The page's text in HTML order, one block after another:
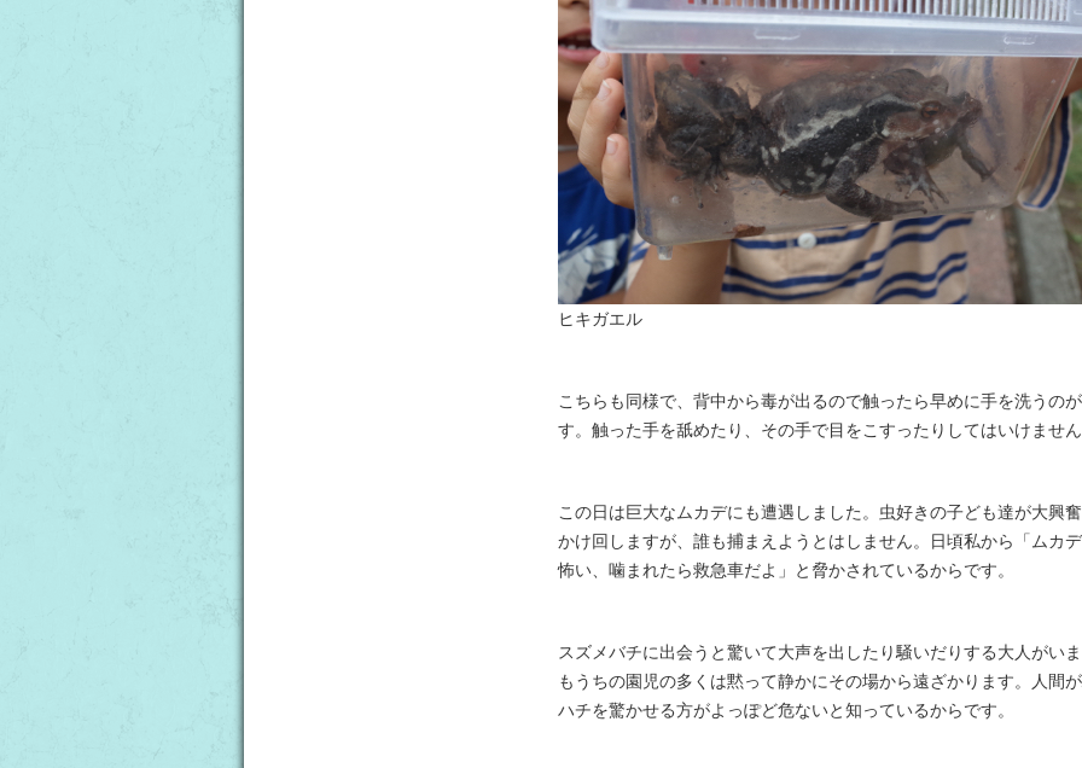
ヒキガエル
こちらも同様で、背中から毒が出るので触ったら早めに手を洗うの
す。触った手を舐めたり、その手で目をこすったりしてはいけませ
この日は巨大なムカデにも遭遇しました。虫好きの子ども達が大興
かけ回しますが、誰も捕まえようとはしません。日頃私から「ムカ
怖い、噛まれたら救急車だよ」と脅かされているからです。
スズメバチに出会うと驚いて大声を出したり騒いだりする大人がい
もうちの園児の多くは黙って静かにその場から遠ざかります。人間
ハチを驚かせる方がよっぽど危ないと知っているからです。